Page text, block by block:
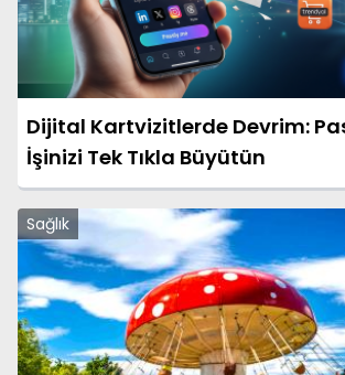
Dijital Kartvizitlerde Devrim:
İşinizi Tek Tıkla Büyütün
Sağlık